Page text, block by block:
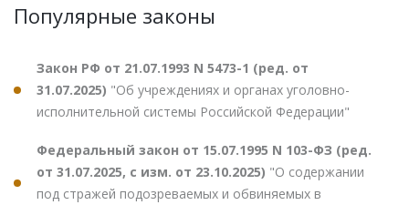
Популярные законы
Закон РФ от 21.07.1993 N 5473-1 (ред. от
31.07.2025) "Об учреждениях и органах уголовно-
исполнительной системы Российской Федерации"
Федеральный закон от 15.07.1995 N 103-ФЗ (ред.
от 31.07.2025, с изм. от 23.10.2025) "О содержании
под стражей подозреваемых и обвиняемых в